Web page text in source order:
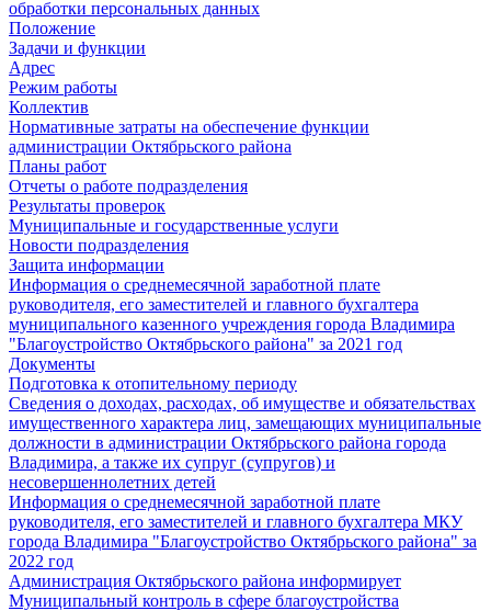
обработки персональных данных
Положение
Задачи и функции
Адрес
Режим работы
Коллектив
Нормативные затраты на обеспечение функции
администрации Октябрьского района
Планы работ
Отчеты о работе подразделения
Результаты проверок
Муниципальные и государственные услуги
Новости подразделения
Защита информации
Информация о среднемесячной заработной плате
руководителя, его заместителей и главного бухгалтера
муниципального казенного учреждения города Владимира
"Благоустройство Октябрьского района" за 2021 год
Документы
Подготовка к отопительному периоду
Сведения о доходах, расходах, об имуществе и обязательствах
имущественного характера лиц, замещающих муниципальные
должности в администрации Октябрьского района города
Владимира, а также их супруг (супругов) и
несовершеннолетних детей
Информация о среднемесячной заработной плате
руководителя, его заместителей и главного бухгалтера МКУ
города Владимира "Благоустройство Октябрьского района" за
2022 год
Администрация Октябрьского района информирует
Муниципальный контроль в сфере благоустройства